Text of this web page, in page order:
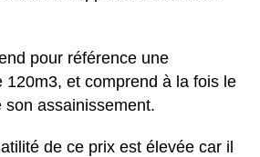
pour référence une
120m3, et comprend à la fois le
son assainissement.
de ce prix est élevée car il